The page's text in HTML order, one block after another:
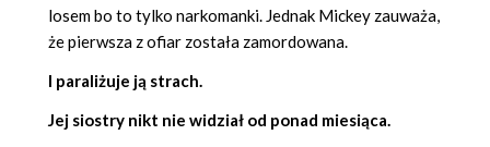
losem bo to tylko narkomanki. Jednak Mickey zauważa,
że pierwsza z ofiar została zamordowana.
I paraliżuje ją strach.
Jej siostry nikt nie widział od ponad miesiąca.